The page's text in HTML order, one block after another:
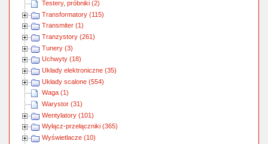
Testery, próbniki (2)
Transformatory (115)
Transmiter (1)
Tranzystory (261)
Tunery (3)
Uchwyty (18)
Układy elektroniczne (35)
Układy scalone (554)
Waga (1)
Warystor (31)
Wentylatory (101)
Wyłącz-przełączniki (365)
Wyświetlacze (10)